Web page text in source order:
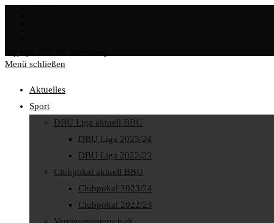
Menü schließen
Aktuelles
Sport
DBU Liga aktuell BBU
DBU Liga 2023/24
DBU Liga 2022/23
Clubpokal aktuell BBU
Clubpokal 2023/24
Clubpokal 2022/23